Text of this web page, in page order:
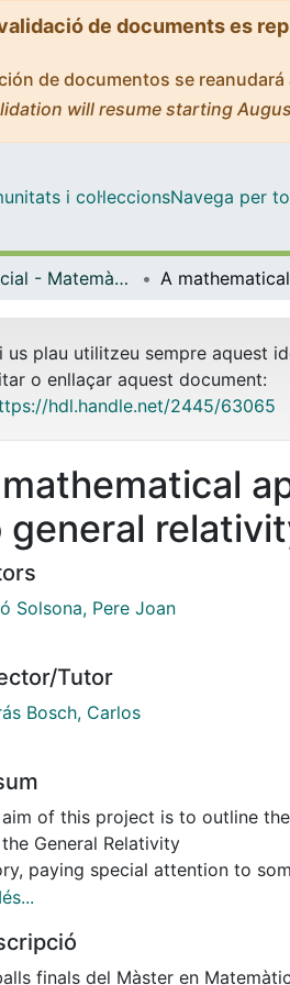
de documents es
de documentos se
will resume starting
i col·leccionsNavega per
Màster Oficial - Matemàtica Avançada
us plau utilitzeu sempre aquest
o enllaçar aquest document:
hdl.handle.net/2445/63065
general
Solsona, Pere Joan
Tutor
Bosch, Carlos
of this project is to outline
General Relativity
paying special attention to
such as Lorentz
Physics in the
finals del Màster en